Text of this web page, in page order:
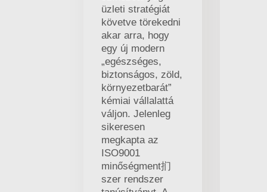
üzleti stratégiát
követve törekedni
akar arra, hogy
egy új modern
„egészséges,
biztonságos, zöld,
környezetbarát”
kémiai vállalattá
váljon. Jelenleg
sikeresen
megkapta az
ISO9001
minőségment扪
szer rendszer